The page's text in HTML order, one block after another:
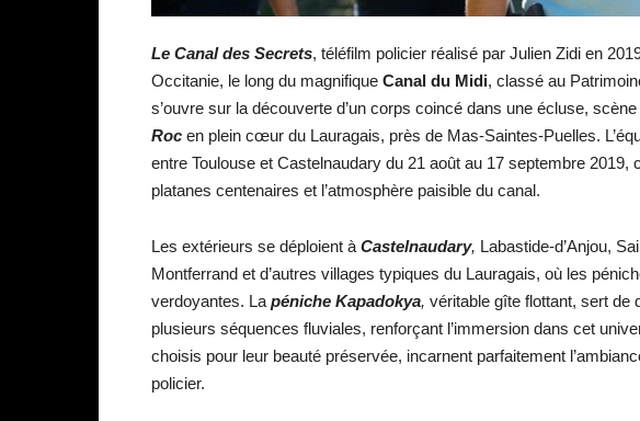
Le Canal des Secrets, téléfilm policier réalisé par Julien Zidi en
Occitanie, le long du magnifique Canal du Midi, classé au
s’ouvre sur la découverte d’un corps coincé dans une écluse,
Roc en plein cœur du Lauragais, près de Mas-Saintes-Puelles.
entre Toulouse et Castelnaudary du 21 août au 17 septembre 2019,
platanes centenaires et l’atmosphère paisible du canal.
Les extérieurs se déploient à Castelnaudary, Labastide-d’Anjou,
Montferrand et d’autres villages typiques du Lauragais, où les
verdoyantes. La péniche Kapadokya, véritable gîte flottant, sert de
plusieurs séquences fluviales, renforçant l’immersion dans cet
choisis pour leur beauté préservée, incarnent parfaitement
policier.